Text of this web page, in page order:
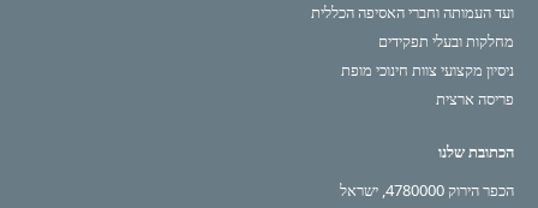
ועד העמותה וחברי האסיפה הכללית
מחלקות ובעלי תפקידים
ניסיון מקצועי צוות חינוכי מופת
פריסה ארצית
הכתובת שלנו
הכפר הירוק 4780000, ישראל